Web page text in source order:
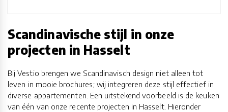
Scandinavische stijl in onze
projecten in Hasselt
Bij Vestio brengen we Scandinavisch design niet alleen tot
leven in mooie brochures; wij integreren deze stijl effectief in
diverse appartementen. Een uitstekend voorbeeld is de keuken
van één van onze recente projecten in Hasselt. Hieronder